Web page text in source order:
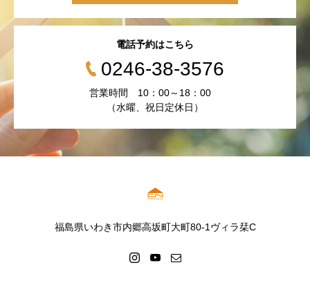
電話予約はこちら
0246-38-3576
営業時間 10：00～18：00
（水曜、祝日定休日）
福島県いわき市内郷高坂町大町80-1ヴィラ栞C